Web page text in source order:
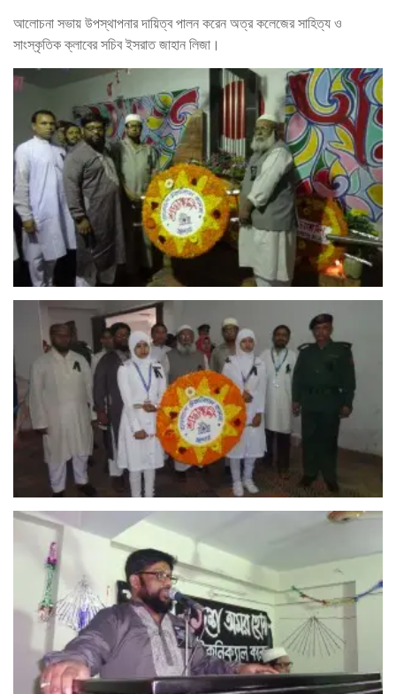
আলোচনা সভায় উপস্থাপনার দায়িত্ব পালন করেন অত্র কলেজের সাহিত্য ও
সাংস্কৃতিক ক্লাবের সচিব ইসরাত জাহান লিজা।